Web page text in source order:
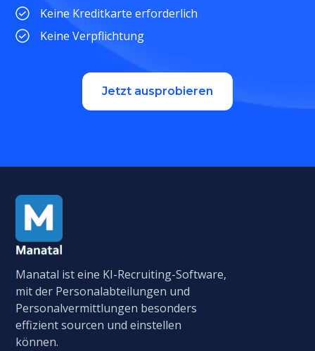
Keine Kreditkarte erforderlich
Keine Verpflichtung
Jetzt ausprobieren
Manatal ist eine KI-Recruiting-Software,
mit der Personalabteilungen und
Personalvermittlungen besonders
effizient sourcen und einstellen
können.